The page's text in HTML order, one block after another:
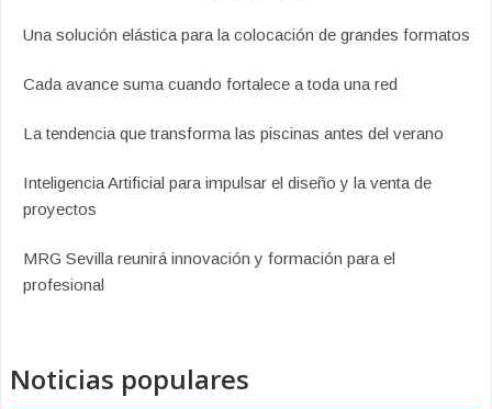
Una solución elástica para la colocación de grandes formatos
Cada avance suma cuando fortalece a toda una red
La tendencia que transforma las piscinas antes del verano
Inteligencia Artificial para impulsar el diseño y la venta de
proyectos
MRG Sevilla reunirá innovación y formación para el
profesional
Noticias populares